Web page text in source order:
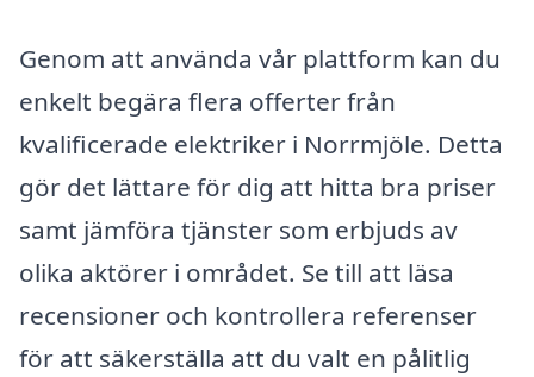
Genom att använda vår plattform kan du
enkelt begära flera offerter från
kvalificerade elektriker i Norrmjöle. Detta
gör det lättare för dig att hitta bra priser
samt jämföra tjänster som erbjuds av
olika aktörer i området. Se till att läsa
recensioner och kontrollera referenser
för att säkerställa att du valt en pålitlig